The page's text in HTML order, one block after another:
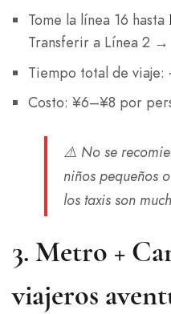
Tome la línea 16 hasta
Transferir a Línea 2 →
Tiempo total de viaje:
Costo: ¥6–¥8 por
⚠️ No se
niños pequeños
los taxis son
3. Metro +
viajeros